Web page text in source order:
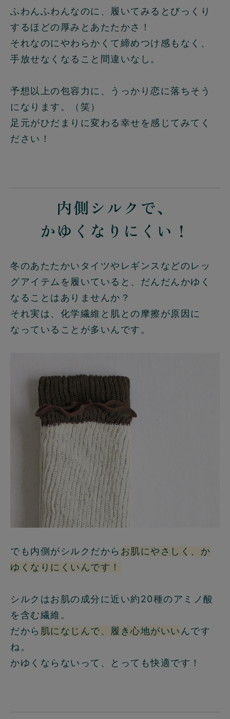
ふわんふわんなのに、履いてみるとびっくり
するほどの厚みとあたたかさ！
それなのにやわらかくて締めつけ感もなく、
手放せなくなること間違いなし。
予想以上の包容力に、うっかり恋に落ちそう
になります。（笑）
足元がひだまりに変わる幸せを感じてみてく
ださい！
内側シルクで、
かゆくなりにくい！
冬のあたたかいタイツやレギンスなどのレッ
グアイテムを履いていると、だんだんかゆく
なることはありませんか？
それ実は、化学繊維と肌との摩擦が原因に
なっていることが多いんです。
でも内側がシルクだから お肌にやさしく、か
ゆくなりにくいんです！
シルクはお肌の成分に近い約20種のアミノ酸
を含む繊維。
だから 肌になじんで、履き心地がいい んです
ね。
かゆくならないって、とっても快適です！